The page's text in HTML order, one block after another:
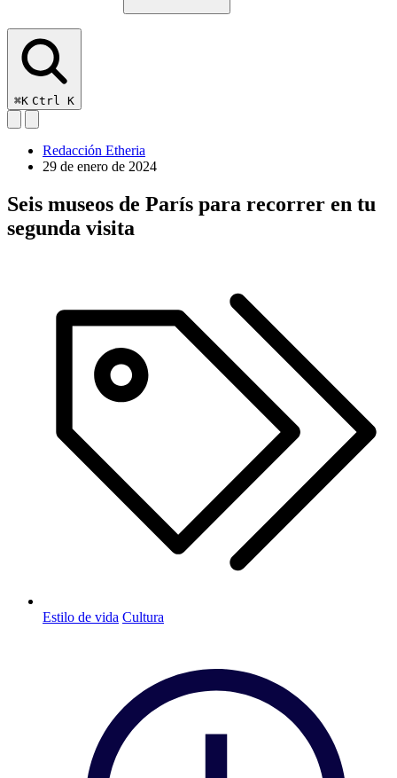
⌘K Ctrl K
Redacción Etheria
29 de enero de 2024
Seis museos de París para recorrer en tu
segunda visita
Estilo de vida Cultura